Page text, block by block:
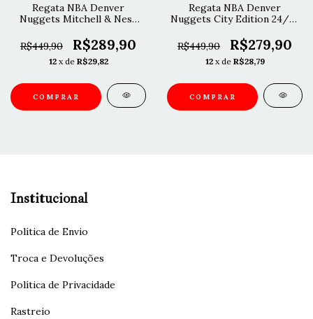
Regata NBA Denver
Nuggets Mitchell & Ness
R$449,90
R$289,90
12 x de R$29,82
COMPRAR
Regata NBA Denver
Nuggets City Edition 24/25
R$449,90
R$279,90
12 x de R$28,79
COMPRAR
Institucional
Política de Envio
Troca e Devoluções
Política de Privacidade
Rastreio